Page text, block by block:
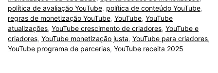
política de avaliação YouTube, política de conteúdo YouTube,
regras de monetização YouTube, YouTube, YouTube
atualizações, YouTube crescimento de criadores, YouTube e
criadores, YouTube monetização justa, YouTube para criadores,
YouTube programa de parcerias, YouTube receita 2025